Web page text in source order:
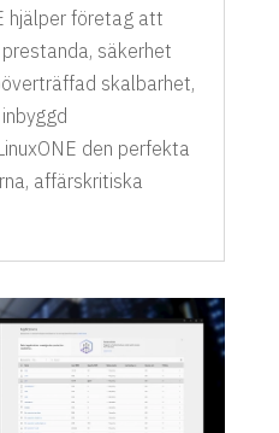
hjälper företag att
säkerhet
skalbarhet,
den perfekta
affärskritiska